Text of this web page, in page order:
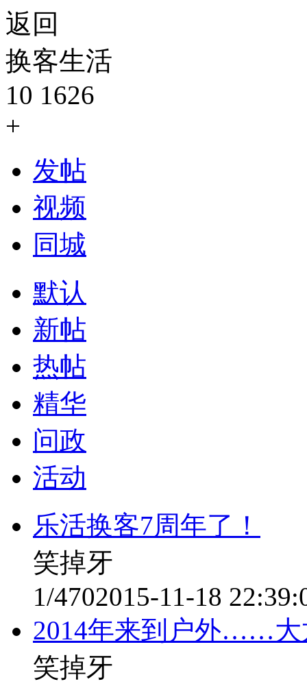
返回
换客生活
10 1626
+
发帖
视频
同城
默认
新帖
热帖
精华
问政
活动
乐活换客7周年了！
笑掉牙
1/4702015-11-18
2014年来到户外……大
笑掉牙